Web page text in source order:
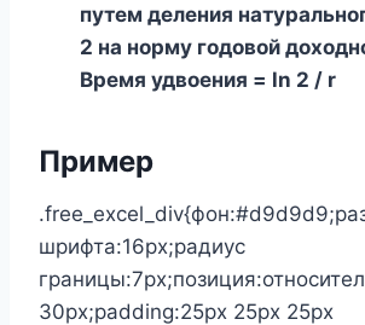
путем деления
2 на норму годовой
Время удвоения = ln 2 / r
Пример
шрифта:16px;радиус
30px;padding:25px 25px 25px